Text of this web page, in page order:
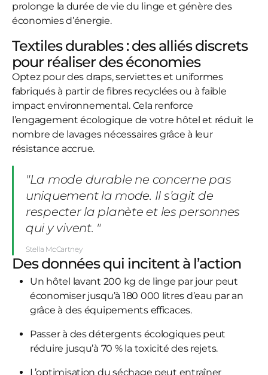
prolonge la durée de vie du linge et génère des
économies d’énergie.
Textiles durables : des alliés discrets
pour réaliser des économies
Optez pour des draps, serviettes et uniformes
fabriqués à partir de fibres recyclées ou à faible
impact environnemental. Cela renforce
l’engagement écologique de votre hôtel et réduit le
nombre de lavages nécessaires grâce à leur
résistance accrue.
"La mode durable ne concerne pas
uniquement la mode. Il s’agit de
respecter la planète et les personnes
qui y vivent. "
Stella McCartney
Des données qui incitent à l’action
Un hôtel lavant 200 kg de linge par jour peut
économiser jusqu’à 180 000 litres d’eau par an
grâce à des équipements efficaces.
Passer à des détergents écologiques peut
réduire jusqu’à 70 % la toxicité des rejets.
L’optimisation du séchage peut entraîner